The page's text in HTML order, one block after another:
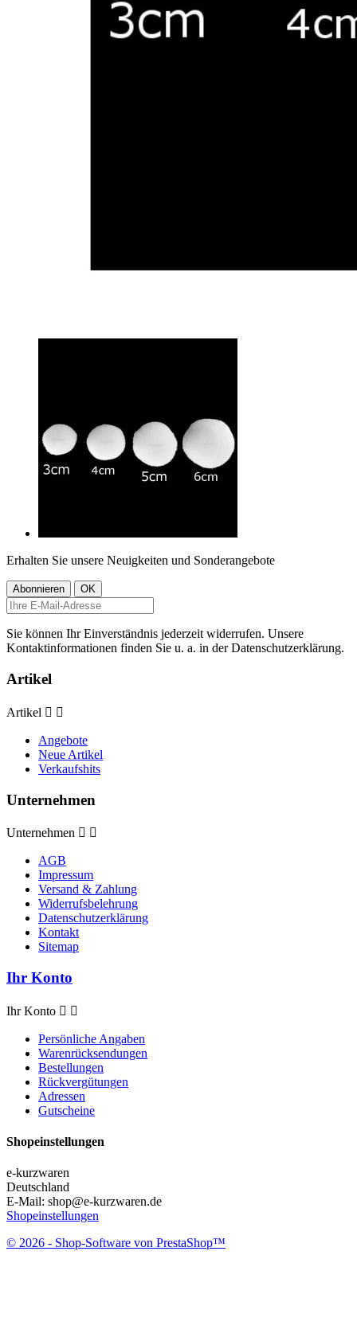
Erhalten Sie unsere Neuigkeiten und Sonderangebote
Sie können Ihr Einverständnis jederzeit widerrufen. Unsere
Kontaktinformationen finden Sie u. a. in der Datenschutzerklärung.
Artikel
Artikel  
Angebote
Neue Artikel
Verkaufshits
Unternehmen
Unternehmen  
AGB
Impressum
Versand & Zahlung
Widerrufsbelehrung
Datenschutzerklärung
Kontakt
Sitemap
Ihr Konto
Ihr Konto  
Persönliche Angaben
Warenrücksendungen
Bestellungen
Rückvergütungen
Adressen
Gutscheine
Shopeinstellungen
e-kurzwaren
Deutschland
E-Mail: shop@e-kurzwaren.de
Shopeinstellungen
© 2026 - Shop-Software von PrestaShop™